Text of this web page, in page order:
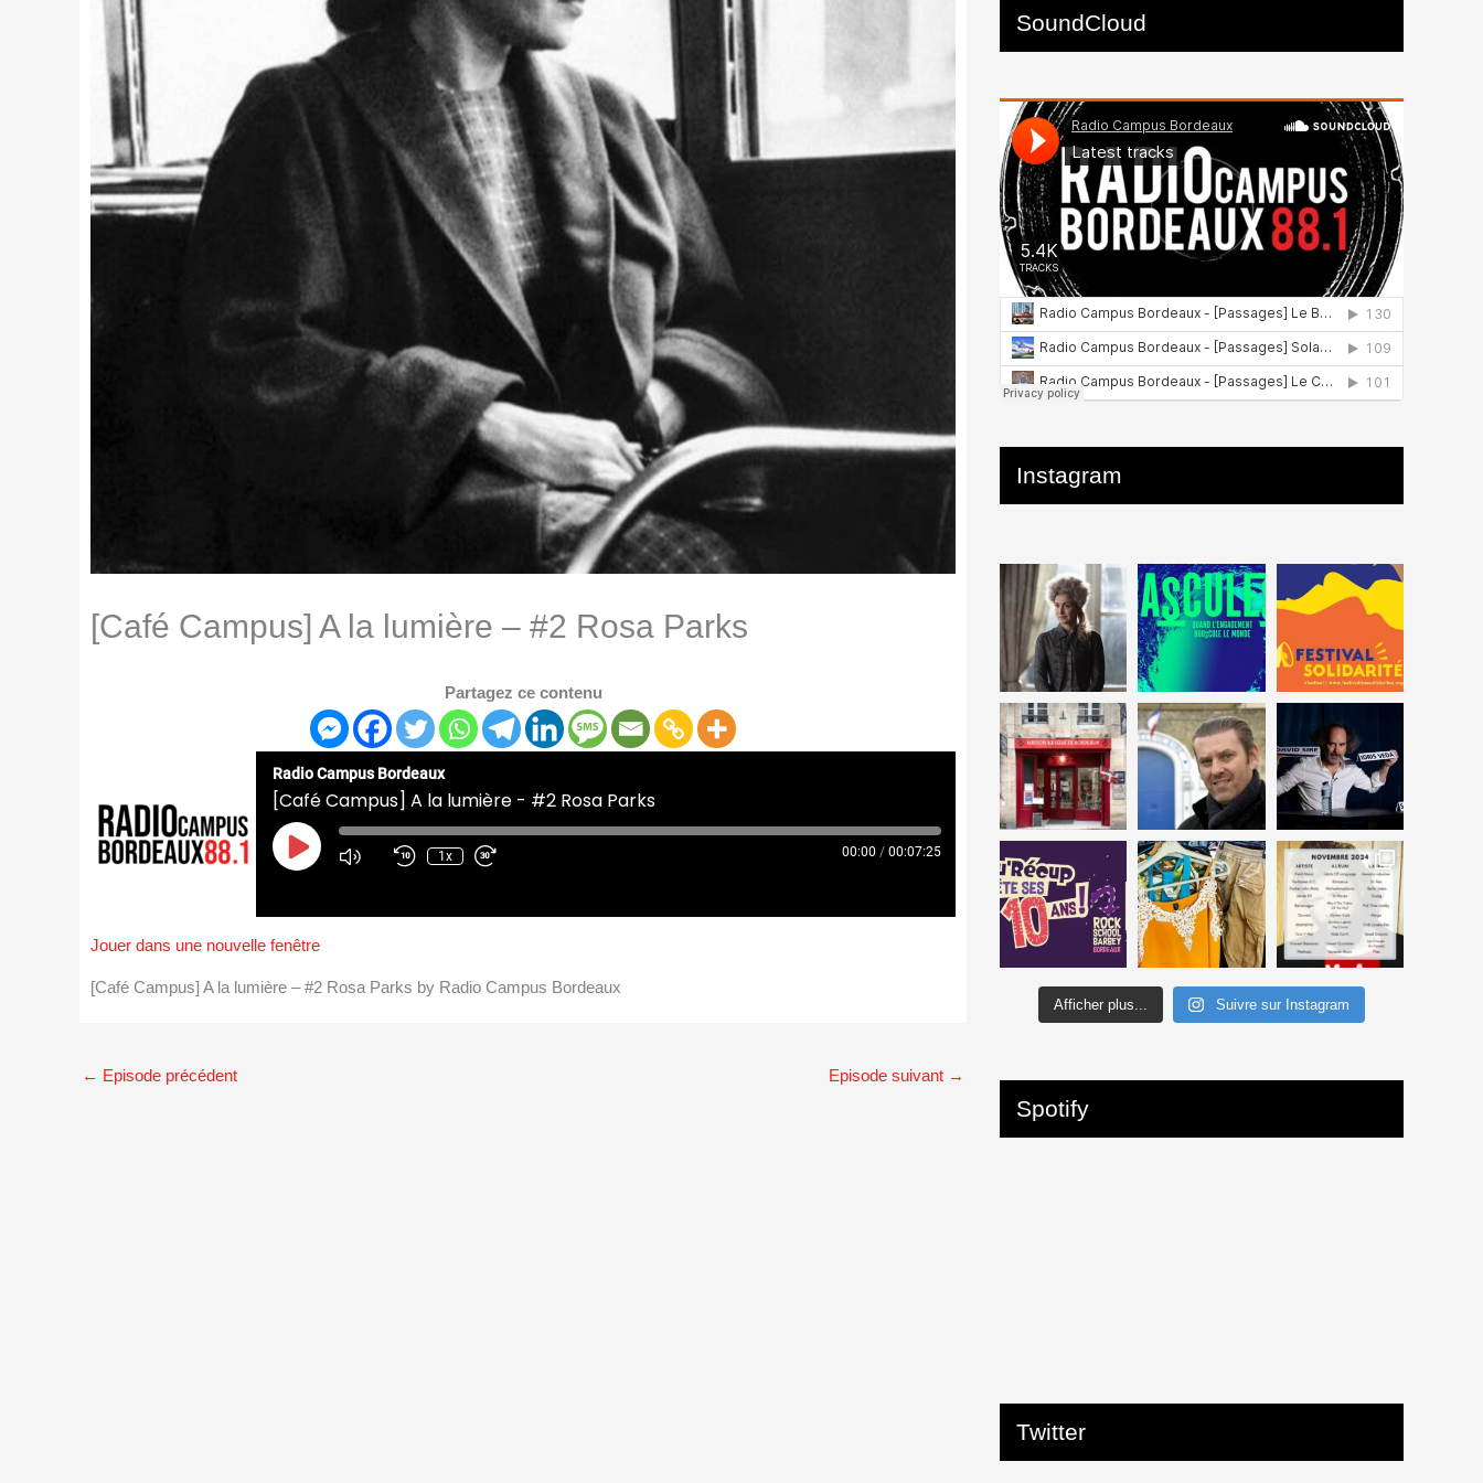
[Café Campus] A la lumière – #2 Rosa Parks
Partagez ce contenu
Radio Campus Bordeaux
[Café Campus] A la lumière - #2 Rosa Parks
Play
Episode
1x 00:00 / 00:07:25
Jouer dans une nouvelle fenêtre
[Café Campus] A la lumière – #2 Rosa Parks by Radio Campus Bordeaux
← Episode précédent Episode suivant →
SoundCloud
Instagram
Afficher plus... Suivre sur Instagram
Spotify
Twitter